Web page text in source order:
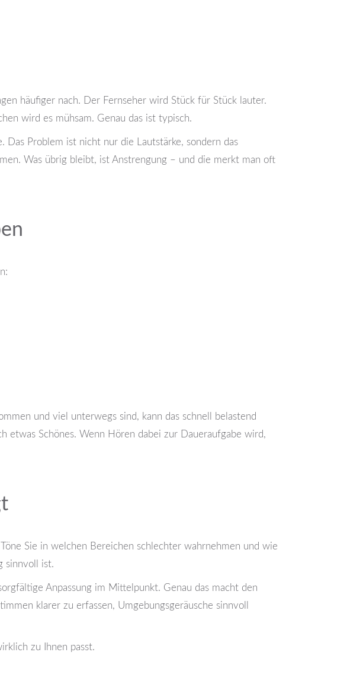
häufiger nach. Der Fernseher wird Stück für Stück lauter.
wird es mühsam. Genau das ist typisch.
Das Problem ist nicht nur die Lautstärke, sondern das
Was übrig bleibt, ist Anstrengung – und die merkt man oft
und viel unterwegs sind, kann das schnell belastend
etwas Schönes. Wenn Hören dabei zur Daueraufgabe wird,
Sie in welchen Bereichen schlechter wahrnehmen und wie
sinnvoll ist.
Anpassung im Mittelpunkt. Genau das macht den
klarer zu erfassen, Umgebungsgeräusche sinnvoll
zu Ihnen passt.